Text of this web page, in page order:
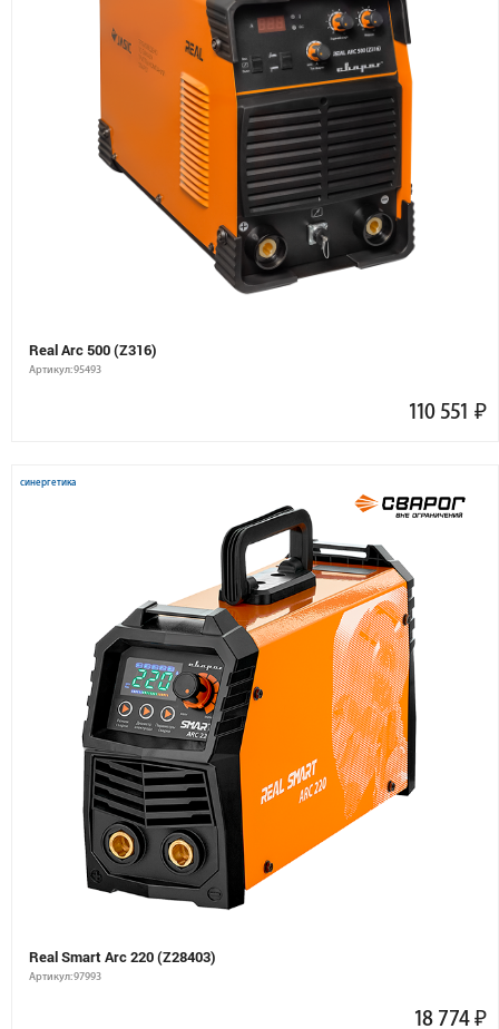
Real Arc 500 (Z316)
Артикул: 95493
110 551 ₽
синергетика
Real Smart Arc 220 (Z28403)
Артикул: 97993
18 774₽